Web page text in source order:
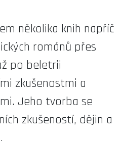
několika knih napříč
románů přes
po beletrii
zkušenostmi a
Jeho tvorba se
zkušeností, dějin a